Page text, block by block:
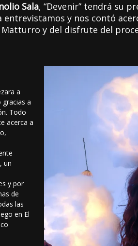
Sala, “Devenir” tendrá su
y nos contó
y del disfrute del
a
a
Todo
acerca a
un
y por
de
las
en El